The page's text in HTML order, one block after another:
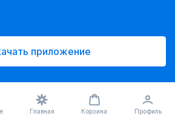
приложение
Главная Корзина Профиль